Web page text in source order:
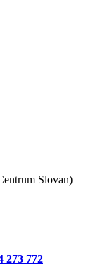
Slovan)
273 772